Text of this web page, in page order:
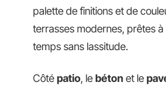
palette de finitions et de
terrasses modernes, prêtes
temps sans lassitude.
Côté patio, le béton et le